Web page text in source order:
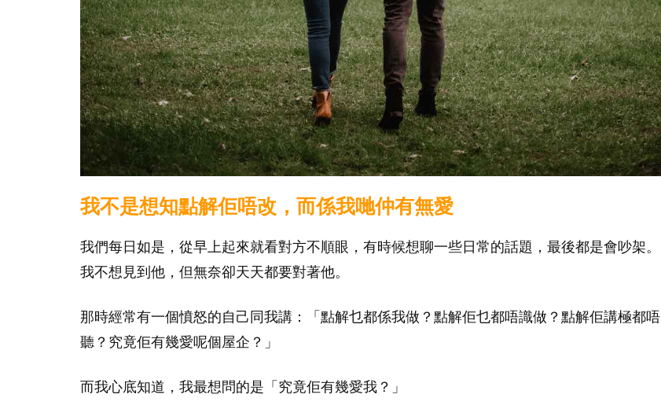
我不是想知點解佢唔改，而係我哋仲有無愛
我們每日如是，從早上起來就看對方不順眼，有時候想聊一些日常的話題，最後都是會吵架。
我不想見到他，但無奈卻天天都要對著他。
那時經常有一個憤怒的自己同我講：「點解乜都係我做？點解佢乜都唔識做？點解佢講極都唔
聽？究竟佢有幾愛呢個屋企？」
而我心底知道，我最想問的是「究竟佢有幾愛我？」